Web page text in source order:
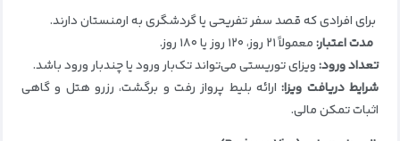
برای افرادی که قصد سفر تفریحی یا گردشگری به ارمنستان دارند.
مدت اعتبار:معمولاً ۲۱ روز، ۱۲۰ روز یا ۱۸۰ روز.
تعداد ورود:ویزای توریستی می‌تواند تک‌بار ورود یا چندبار ورود باشد.
شرایط دریافت ویزا:ارائه بلیط پرواز رفت و برگشت، رزرو هتل و گاهی
اثبات تمکن مالی.